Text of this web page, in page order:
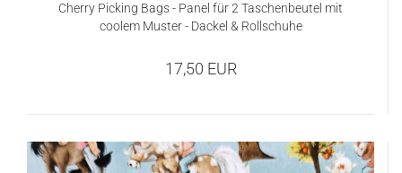
Cherry Picking Bags - Panel für 2 Taschenbeutel mit
coolem Muster - Dackel & Rollschuhe
17,50 EUR